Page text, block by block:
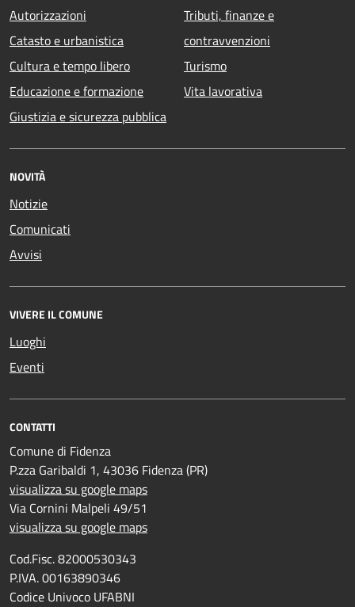
Autorizzazioni
Catasto e urbanistica
Cultura e tempo libero
Educazione e formazione
Giustizia e sicurezza pubblica
Tributi, finanze e
contravvenzioni
Turismo
Vita lavorativa
NOVITÀ
Notizie
Comunicati
Avvisi
VIVERE IL COMUNE
Luoghi
Eventi
CONTATTI
Comune di Fidenza
P.zza Garibaldi 1, 43036 Fidenza (PR)
visualizza su google maps
Via Cornini Malpeli 49/51
visualizza su google maps
Cod.Fisc. 82000530343
P.IVA. 00163890346
Codice Univoco UFABNI